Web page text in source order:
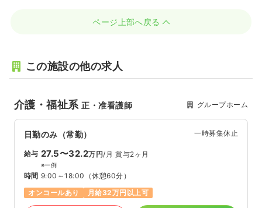
ページ上部へ戻る
この施設の他の求人
介護・福祉系正・准看護師 グループホーム
日勤のみ（常勤） 一時募集休止
給与 27.5〜32.2万円/月 賞与2ヶ月
※一例
時間 9:00～18:00 （休憩60分）
オンコールあり
月給32万円以上可